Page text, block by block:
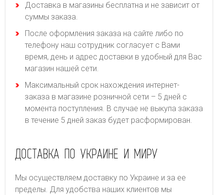
Доставка в магазины бесплатна и не зависит от
суммы заказа.
После оформления заказа на сайте либо по
телефону наш сотрудник согласует с Вами
время, день и адрес доставки в удобный для Вас
магазин нашей сети.
Максимальный срок нахождения интернет-
заказа в магазине розничной сети – 5 дней с
момента поступления. В случае не выкупа заказа
в течение 5 дней заказ будет расформирован.
ДОСТАВКА ПО УКРАИНЕ И МИРУ
Мы осуществляем доставку по Украине и за ее
пределы. Для удобства наших клиентов мы